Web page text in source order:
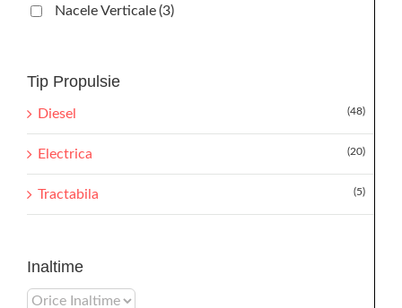
Nacele Verticale(3)
Tip Propulsie
Diesel (48)
Electrica (20)
Tractabila (5)
Inaltime